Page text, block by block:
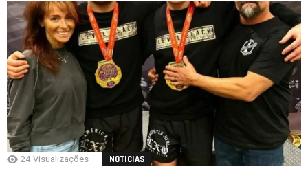
24 Visualizações NOTICIAS